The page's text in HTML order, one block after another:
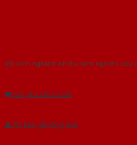
Với kinh nghiệm nhiêu năm nghiên cứu
Gửi yêu cầu tư vấn
Tải báo giá tổng hợp